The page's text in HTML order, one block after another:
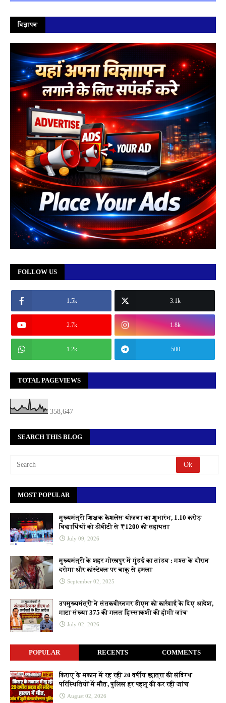
विज्ञापन
FOLLOW US
1.5k 3.1k
2.7k 1.8k
1.2k 500
TOTAL PAGEVIEWS
358,647
SEARCH THIS BLOG
MOST POPULAR
मुख्यमंत्री शिक्षक कैशलेस योजना का शुभारंभ, 1.10 करोड़
विद्यार्थियों को डीबीटी से ₹1200 की सहायता
July 09, 2026
मुख्यमंत्री के शहर गोरखपुर में गुंडई का तांडव : गश्त के दौरान
दरोगा और कांस्टेबल पर चाकू से हमला
September 02, 2025
उपमुख्यमंत्री ने संतकबीरनगर डीएम को कार्रवाई के दिए आदेश,
गाटा संख्या 375 की गलत हिस्साकशी की होगी जांच
July 02, 2026
POPULAR RECENTS COMMENTS
किराए के मकान में रह रही 20 वर्षीय छात्रा की संदिग्ध
परिस्थितियों में मौत, पुलिस हर पहलू की कर रही जांच
August 02, 2026